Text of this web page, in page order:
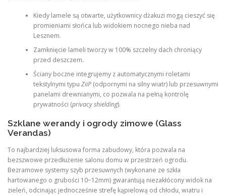
Kiedy lamele są otwarte, użytkownicy dżakuzi mogą cieszyć się
promieniami słońca lub widokiem nocnego nieba nad
Lesznem.
Zamknięcie lameli tworzy w 100% szczelny dach chroniący
przed deszczem.
Ściany boczne integrujemy z automatycznymi roletami
tekstylnymi typu ZiiP(odpornymi na silny wiatr) lub przesuwnymi
panelami drewnianymi, co pozwala na pełną kontrolę
prywatności (privacy shielding).
Szklane werandy i ogrody zimowe (Glass
Verandas)
To najbardziej luksusowa forma zabudowy, która pozwala na
bezszwowe przedłużenie salonu domu w przestrzeń ogrodu.
Bezramowe systemy szyb przesuwnych (wykonane ze szkła
hartowanego o grubości 10−12mm) gwarantują niezakłócony widok na
zieleń, odcinając jednocześnie strefę kąpielową od chłodu, wiatru i